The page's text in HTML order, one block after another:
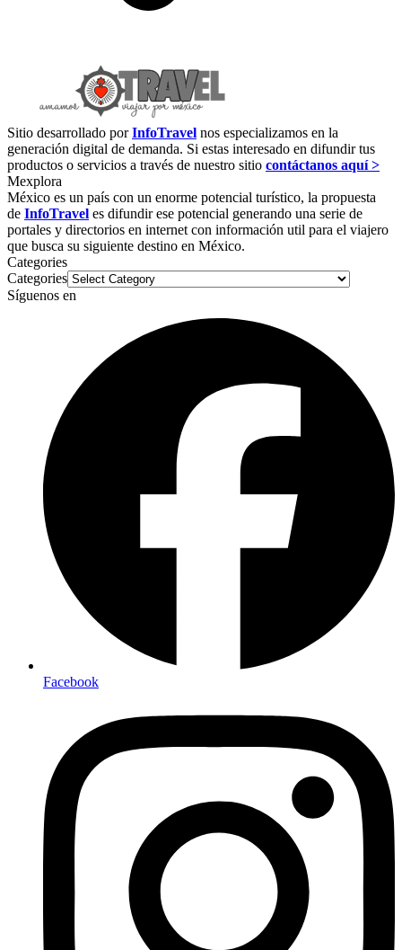
Sitio desarrollado porInfoTravel nos especializamos en la
generación digital de demanda. Si estas interesado en difundir tus
productos o servicios a través de nuestro sitio contáctanos aquí >
Mexplora
México es un país con un enorme potencial turístico, la propuesta
de InfoTravel es difundir ese potencial generando una serie de
portales y directorios en internet con información util para el viajero
que busca su siguiente destino en México.
Categories
Categories
Síguenos en
Facebook